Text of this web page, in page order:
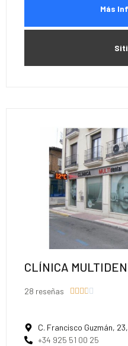
Más
CLÍNICA
28 reseñas     
C. Francisco Guzmán,
+34 925 51 00 25